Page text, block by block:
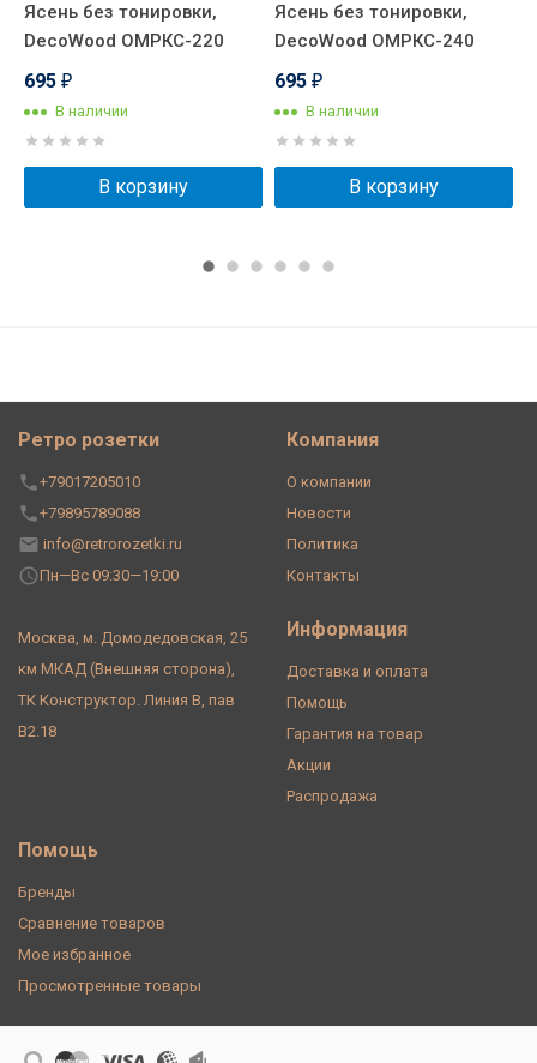
Ясень без тонировки,
DecoWood ОМРКС-220
695 ₽
В наличии
В корзину
Ясень без тонировки,
DecoWood ОМРКС-240
695 ₽
В наличии
В корзину
Ретро розетки
+79017205010
+79895789088
info@retrorozetki.ru
Пн—Вс 09:30—19:00
Москва, м. Домодедовская, 25
км МКАД (Внешняя сторона),
ТК Конструктор. Линия В, пав
В2.18
Компания
О компании
Новости
Политика
Контакты
Информация
Доставка и оплата
Помощь
Гарантия на товар
Акции
Распродажа
Помощь
Бренды
Сравнение товаров
Мое избранное
Просмотренные товары